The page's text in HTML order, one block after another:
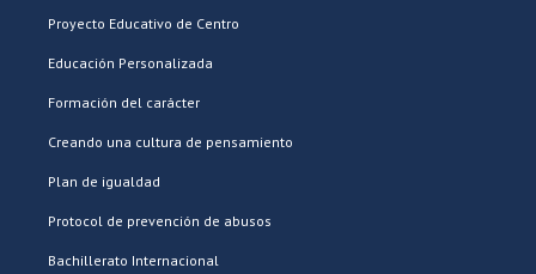
Proyecto Educativo de Centro
Educación Personalizada
Formación del carácter
Creando una cultura de pensamiento
Plan de igualdad
Protocol de prevención de abusos
Bachillerato Internacional